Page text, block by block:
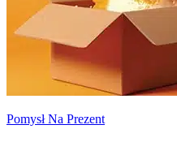
Pomysł Na Prezent